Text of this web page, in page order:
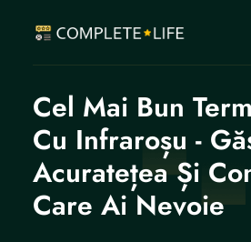
Cel Mai Bun
Cu Infraroșu -
Acuratețea Și
Care Ai Nevoie